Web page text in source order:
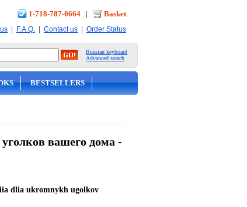
1-718-787-0664 | Basket
| F.A.Q. | Contact us | Order Status
Russian keyboard
Advanced search
BESTSELLERS
вашего дома -
dlia ukromnykh ugolkov